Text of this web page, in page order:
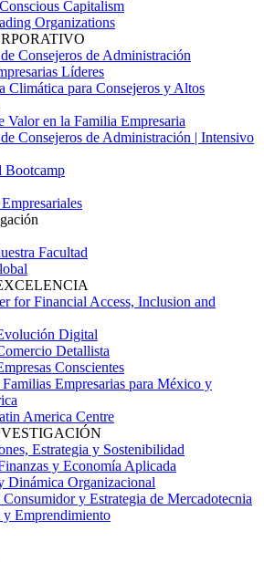
Capitalism
Organizations
Consejeros de Administración
Líderes
Climática para Consejeros y Altos
Valor en la Familia Empresaria
Consejeros de Administración | Intensivo
Bootcamp
Facultad
for Financial Access, Inclusion and
Digital
Detallista
Conscientes
Empresarias para México y
America Centre
Estrategia y Sostenibilidad
y Economía Aplicada
Dinámica Organizacional
y Estrategia de Mercadotecnia
Emprendimiento